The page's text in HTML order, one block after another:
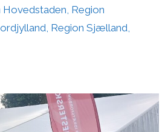
Hovedstaden Region
Region Sjælland